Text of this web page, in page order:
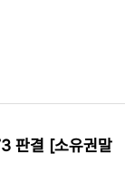
판결 [소유권말